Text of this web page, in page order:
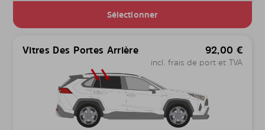
Sélectionner
Vitres Des Portes Arrière 92,00 €
incl. frais de port et TVA